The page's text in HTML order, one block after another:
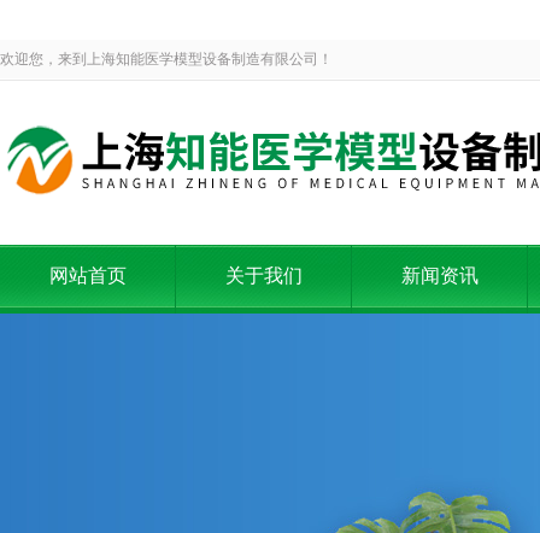
欢迎您，来到上海知能医学模型设备制造有限公司！
网站首页 关于我们 新闻资讯